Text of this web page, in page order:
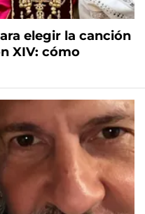
elegir la canción
XIV: cómo